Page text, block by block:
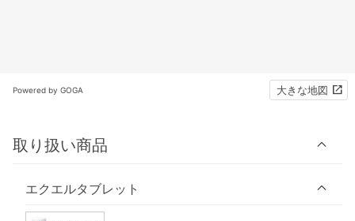
Powered by GOGA 大きな地図
取り扱い商品
エクエルタブレット